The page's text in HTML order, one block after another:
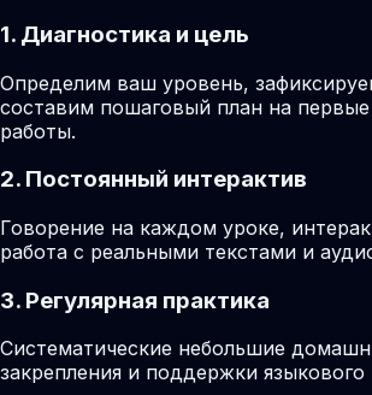
1. Диагностика и цель
Определим ваш уровень,
составим пошаговый план на
работы.
2. Постоянный интерактив
Говорение на каждом уроке,
работа с реальными текстами и
3. Регулярная практика
Систематические небольшие
закрепления и поддержки языкового